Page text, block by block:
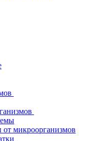
микроорганизмов